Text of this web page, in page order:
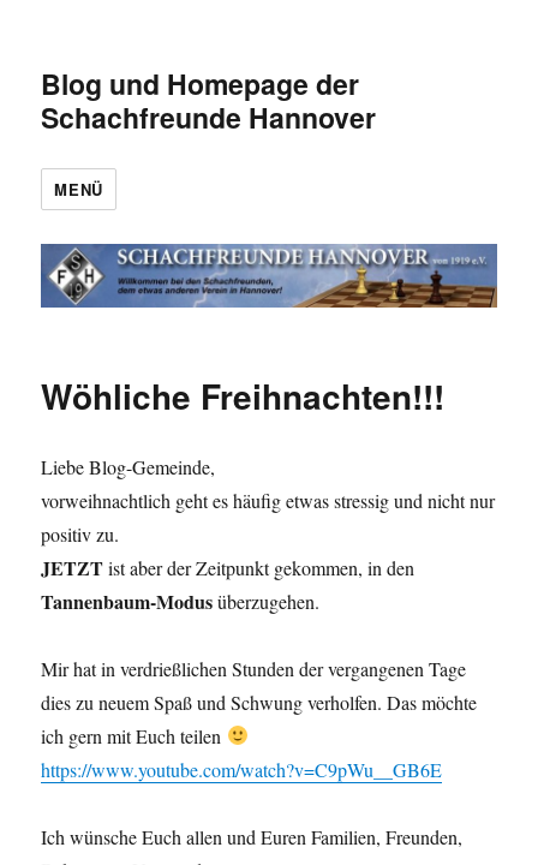
Blog und Homepage der
Schachfreunde Hannover
MENÜ
Wöhliche Freihnachten!!!
Liebe Blog-Gemeinde,
vorweihnachtlich geht es häufig etwas stressig und nicht nur
positiv zu.
JETZTist aber der Zeitpunkt gekommen, in den
Tannenbaum-Modusüberzugehen.
Mir hat in verdrießlichen Stunden der vergangenen Tage
dies zu neuem Spaß und Schwung verholfen. Das möchte
ich gern mit Euch teilen
https://www.youtube.com/watch?v=C9pWu__GB6E
Ich wünsche Euch allen und Euren Familien, Freunden,